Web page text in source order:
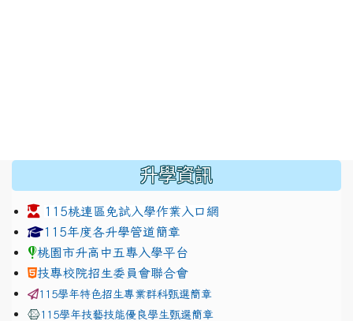
升學資訊
115桃連區免試入學作業入口網
link to https://www.jhjhs.tyc.edu.tw/modules/
115年度各升學管道簡章
桃園市升高中五專入學平台
技專校院招生委員會聯合會
115學年特色招生專業群科甄選簡章
115學年技藝技能優良學生甄選簡章